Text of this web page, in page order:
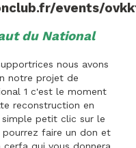
events/
du National
nous avons
notre projet de
1 c'est le moment
reconstruction en
petit clic sur le
pourrez faire un don et